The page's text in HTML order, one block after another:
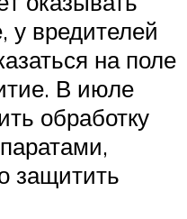
у вредителей
на поле
В июле
обработку
защитить